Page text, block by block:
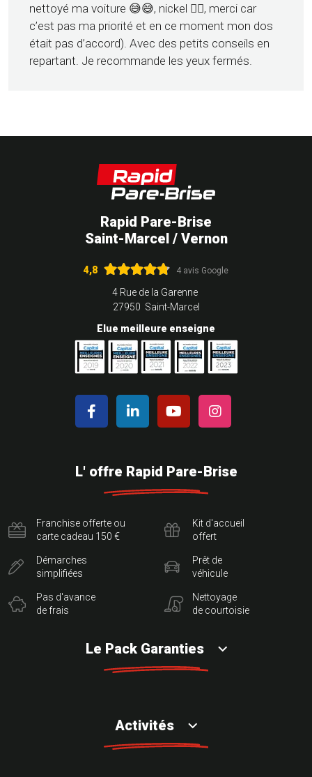
nettoyé ma voiture 😅😅, nickel 👌🏼, merci car
c’est pas ma priorité et en ce moment mon dos
était pas d’accord). Avec des petits conseils en
repartant. Je recommande les yeux fermés.
Rapid Pare-Brise
Saint-Marcel / Vernon
4,8 4 avis Google
4 Rue de la Garenne
27950 Saint-Marcel
Elue meilleure enseigne
L' offre Rapid Pare-Brise
Franchise offerte ou
carte cadeau 150 €
Démarches
simplifiées
Pas d'avance
de frais
Kit d'accueil
offert
Prêt de
véhicule
Nettoyage
de courtoisie
Le Pack Garanties
Activités